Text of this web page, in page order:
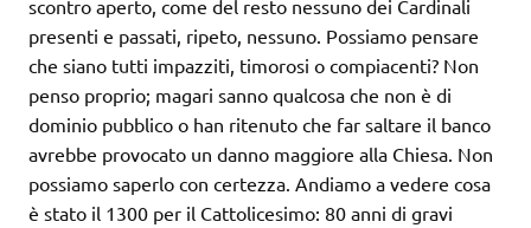
scontro aperto, come del resto nessuno dei Cardinali
presenti e passati, ripeto, nessuno. Possiamo pensare
che siano tutti impazziti, timorosi o compiacenti? Non
penso proprio; magari sanno qualcosa che non è di
dominio pubblico o han ritenuto che far saltare il banco
avrebbe provocato un danno maggiore alla Chiesa. Non
possiamo saperlo con certezza. Andiamo a vedere cosa
è stato il 1300 per il Cattolicesimo: 80 anni di gravi